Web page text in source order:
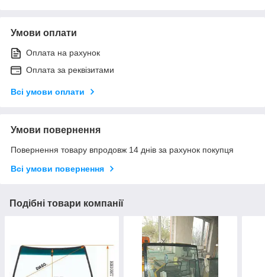
Умови оплати
Оплата на рахунок
Оплата за реквізитами
Всі умови оплати
Умови повернення
Повернення товару впродовж 14 днів за рахунок покупця
Всі умови повернення
Подібні товари компанії